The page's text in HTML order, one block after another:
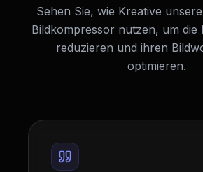
Sehen Sie, wie Kreative
Bildkompressor nutzen, um die
reduzieren und ihren
optimieren.